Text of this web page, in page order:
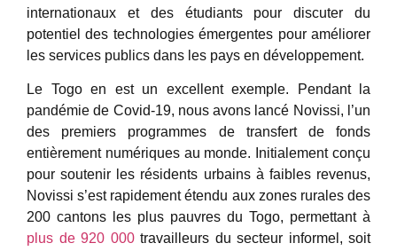
internationaux et des étudiants pour discuter du
potentiel des technologies émergentes pour améliorer
les services publics dans les pays en développement.
Le Togo en est un excellent exemple. Pendant la
pandémie de Covid-19, nous avons lancé Novissi, l’un
des premiers programmes de transfert de fonds
entièrement numériques au monde. Initialement conçu
pour soutenir les résidents urbains à faibles revenus,
Novissi s’est rapidement étendu aux zones rurales des
200 cantons les plus pauvres du Togo, permettant à
plus de 920 000travailleurs du secteur informel, soit